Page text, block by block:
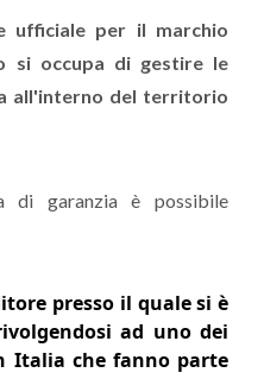
ufficiale per il marchio
si occupa di gestire le
all'interno del territorio
di garanzia è possibile
presso il quale si è
ad uno dei
Italia che fanno parte